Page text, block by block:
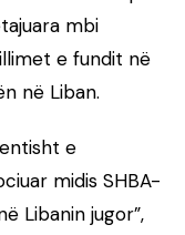
mbi
e fundit në
në Liban.
e
midis SHBA-
Libanin jugor”,